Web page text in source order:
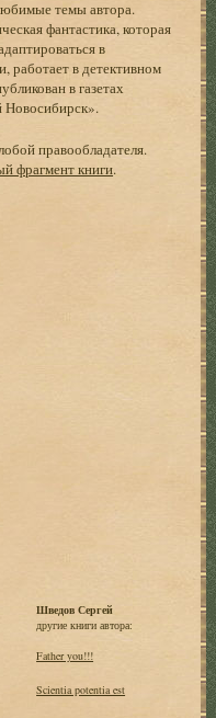
темы автора.
фантастика, которая
в
в детективном
в газетах
Новосибирск».
правообладателя.
фрагмент книги.
Шведов Сергей
другие книги автора:
Father you!!!
Scientia potentia est